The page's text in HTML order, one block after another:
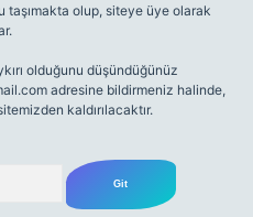
taşımakta olup, siteye üye olarak
olduğunu düşündüğünüz
adresine bildirmeniz halinde,
kaldırılacaktır.